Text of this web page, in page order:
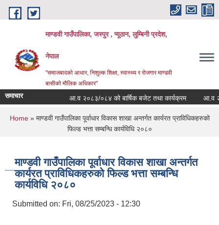
Skip to main content
माण्डवी गाउँपालिका, जस्पुर , प्यूठान, लुम्बिनी प्रदेश,
नेपाल
"समाजबादको आधार, निशुल्क शिक्षा, स्वास्थ्य र रोजगार माण्डवी
बासीको मौलिक अधिकार"
समाचार आ.व २०८३/०८४ को बार्षिक बजेट तथा कार्यक्रम आ.व
You are here
Home» माण्डवी गाउँपालिका पूर्वाधार विकास शाखा अन्तर्गत कार्यरत प्राविधिकहरुको
फिल्ड भत्ता सम्बन्धि कार्यविधि २०८०
माण्डवी गाउँपालिका पूर्वाधार विकास शाखा अन्तर्गत
कार्यरत प्राविधिकहरुको फिल्ड भत्ता सम्बन्धि
कार्यविधि २०८०
Submitted on: Fri, 08/25/2023 - 12:30